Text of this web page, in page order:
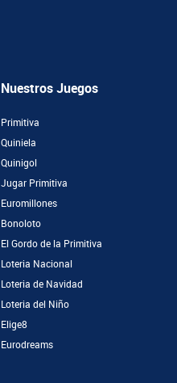
Nuestros Juegos
Primitiva
Quiniela
Quinigol
Jugar Primitiva
Euromillones
Bonoloto
El Gordo de la Primitiva
Loteria Nacional
Loteria de Navidad
Loteria del Niño
Elige8
Eurodreams